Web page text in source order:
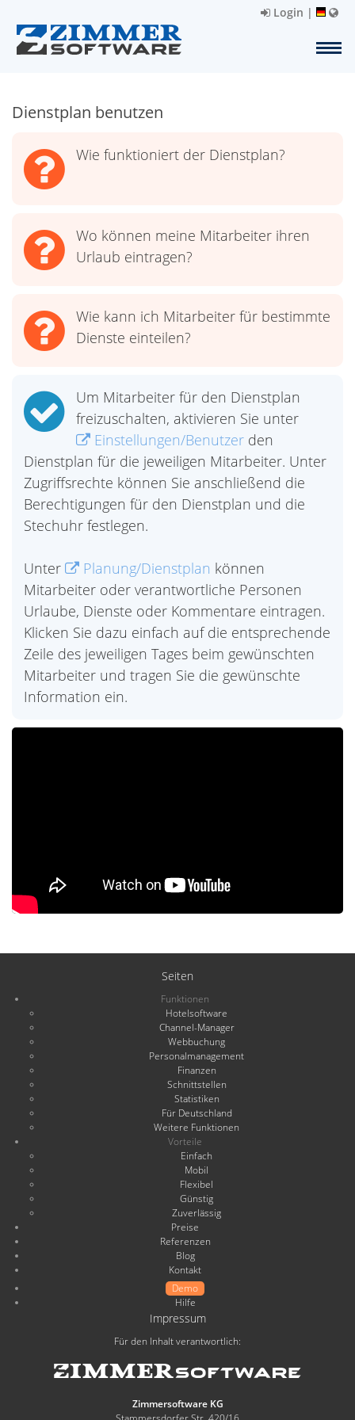
Login |
Dienstplan benutzen
Wie funktioniert der Dienstplan?
Wo können meine Mitarbeiter ihren
Urlaub eintragen?
Wie kann ich Mitarbeiter für bestimmte
Dienste einteilen?
Um Mitarbeiter für den Dienstplan
freizuschalten, aktivieren Sie unter
Einstellungen/Benutzer den
Dienstplan für die jeweiligen Mitarbeiter. Unter
Zugriffsrechte können Sie anschließend die
Berechtigungen für den Dienstplan und die
Stechuhr festlegen.
Unter Planung/Dienstplan können
Mitarbeiter oder verantwortliche Personen
Urlaube, Dienste oder Kommentare eintragen.
Klicken Sie dazu einfach auf die entsprechende
Zeile des jeweiligen Tages beim gewünschten
Mitarbeiter und tragen Sie die gewünschte
Information ein.
Seiten
Funktionen
Hotelsoftware
Channel-Manager
Webbuchung
Personalmanagement
Finanzen
Schnittstellen
Statistiken
Für Deutschland
Weitere Funktionen
Vorteile
Einfach
Mobil
Flexibel
Günstig
Zuverlässig
Preise
Referenzen
Blog
Kontakt
Demo
Hilfe
Impressum
Für den Inhalt verantwortlich:
Zimmersoftware KG